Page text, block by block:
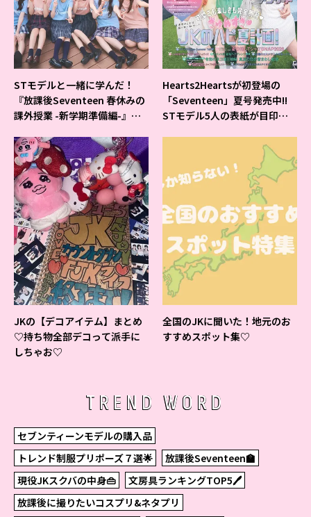
STモデルと一緒に学んだ！
『放課後Seventeen 春休みの
課外授業 -新学期準備編-』イ
Hearts2Heartsが初登場の
「Seventeen」夏号発売中!!
STモデル5人の表紙が目印だ
JKの【デコアイテム】まとめ
♡持ち物全部デコって派手に
しちゃお♡
全国のJKに聞いた！地元のお
すすめスポット集♡
TREND WORD
セブンティーンモデルの購入品
トレンド制服プリポーズ７選🌟
放課後Seventeen🏫
現役JKスクバの中身👜
文房具ランキングTOP5🖊
放課後に撮りたいコスプリ&ネタプリ